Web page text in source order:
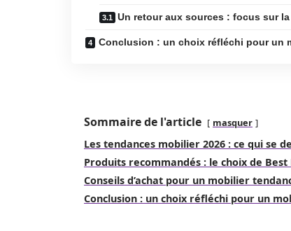
Un retour aux sources : focus sur
Conclusion : un choix réfléchi pour un
Sommaire de l'article masquer
Les tendances mobilier 2026 : ce qui se
Produits recommandés : le choix de
Conseils d’achat pour un mobilier
Conclusion : un choix réfléchi pour un